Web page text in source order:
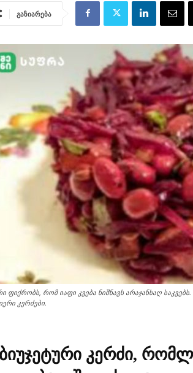
გაზიარება
ფიქრობს, რომ იაფი კვება ნიშნავს არაჯანსაღ
კერძები.
კერძი,